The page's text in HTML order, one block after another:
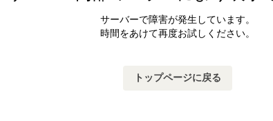
サーバーで障害が発生しています。
時間をあけて再度お試しください。
トップページに戻る